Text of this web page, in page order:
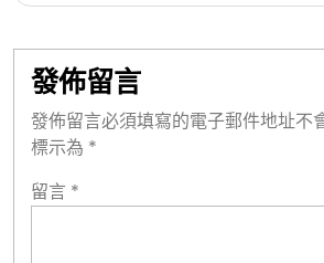
發佈留言
發佈留言必須填寫的電子郵件地址不
標示為 *
留言 *